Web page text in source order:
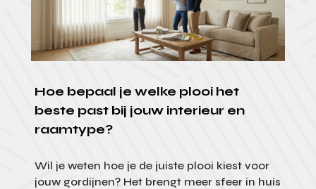
Hoe bepaal je welke plooi het
beste past bij jouw interieur en
raamtype?
Wil je weten hoe je de juiste plooi kiest voor
jouw gordijnen? Het brengt meer sfeer in huis